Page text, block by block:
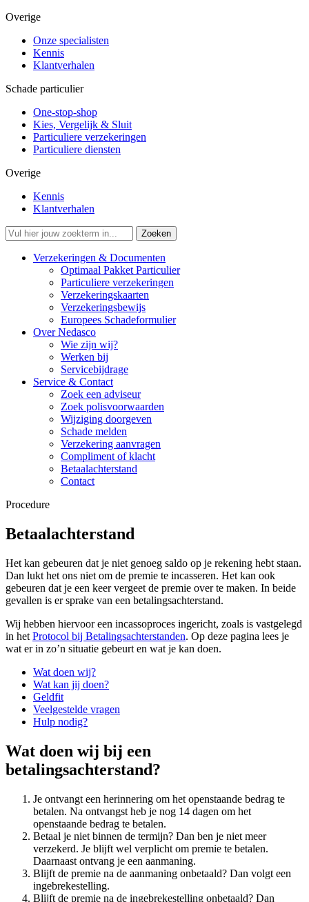
Overige
Onze specialisten
Kennis
Klantverhalen
Schade particulier
One-stop-shop
Kies, Vergelijk & Sluit
Particuliere verzekeringen
Particuliere diensten
Overige
Kennis
Klantverhalen
Verzekeringen & Documenten
Optimaal Pakket Particulier
Particuliere verzekeringen
Verzekeringskaarten
Verzekeringsbewijs
Europees Schadeformulier
Over Nedasco
Wie zijn wij?
Werken bij
Servicebijdrage
Service & Contact
Zoek een adviseur
Zoek polisvoorwaarden
Wijziging doorgeven
Schade melden
Verzekering aanvragen
Compliment of klacht
Betaalachterstand
Contact
Procedure
Betaalachterstand
Het kan gebeuren dat je niet genoeg saldo op je rekening hebt staan.
Dan lukt het ons niet om de premie te incasseren. Het kan ook
gebeuren dat je een keer vergeet de premie over te maken. In beide
gevallen is er sprake van een betalingsachterstand.
Wij hebben hiervoor een incassoproces ingericht, zoals is vastgelegd
in het Protocol bij Betalingsachterstanden. Op deze pagina lees je
wat er in zo’n situatie gebeurt en wat je kan doen.
Wat doen wij?
Wat kan jij doen?
Geldfit
Veelgestelde vragen
Hulp nodig?
Wat doen wij bij een
betalingsachterstand?
Je ontvangt een herinnering om het openstaande bedrag te
betalen. Na ontvangst heb je nog 14 dagen om het
openstaande bedrag te betalen.
Betaal je niet binnen de termijn? Dan ben je niet meer
verzekerd. Je blijft wel verplicht om premie te betalen.
Daarnaast ontvang je een aanmaning.
Blijft de premie na de aanmaning onbetaald? Dan volgt een
ingebrekestelling.
Blijft de premie na de ingebrekestelling onbetaald? Dan